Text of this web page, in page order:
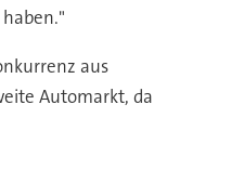
aus
Automarkt, da